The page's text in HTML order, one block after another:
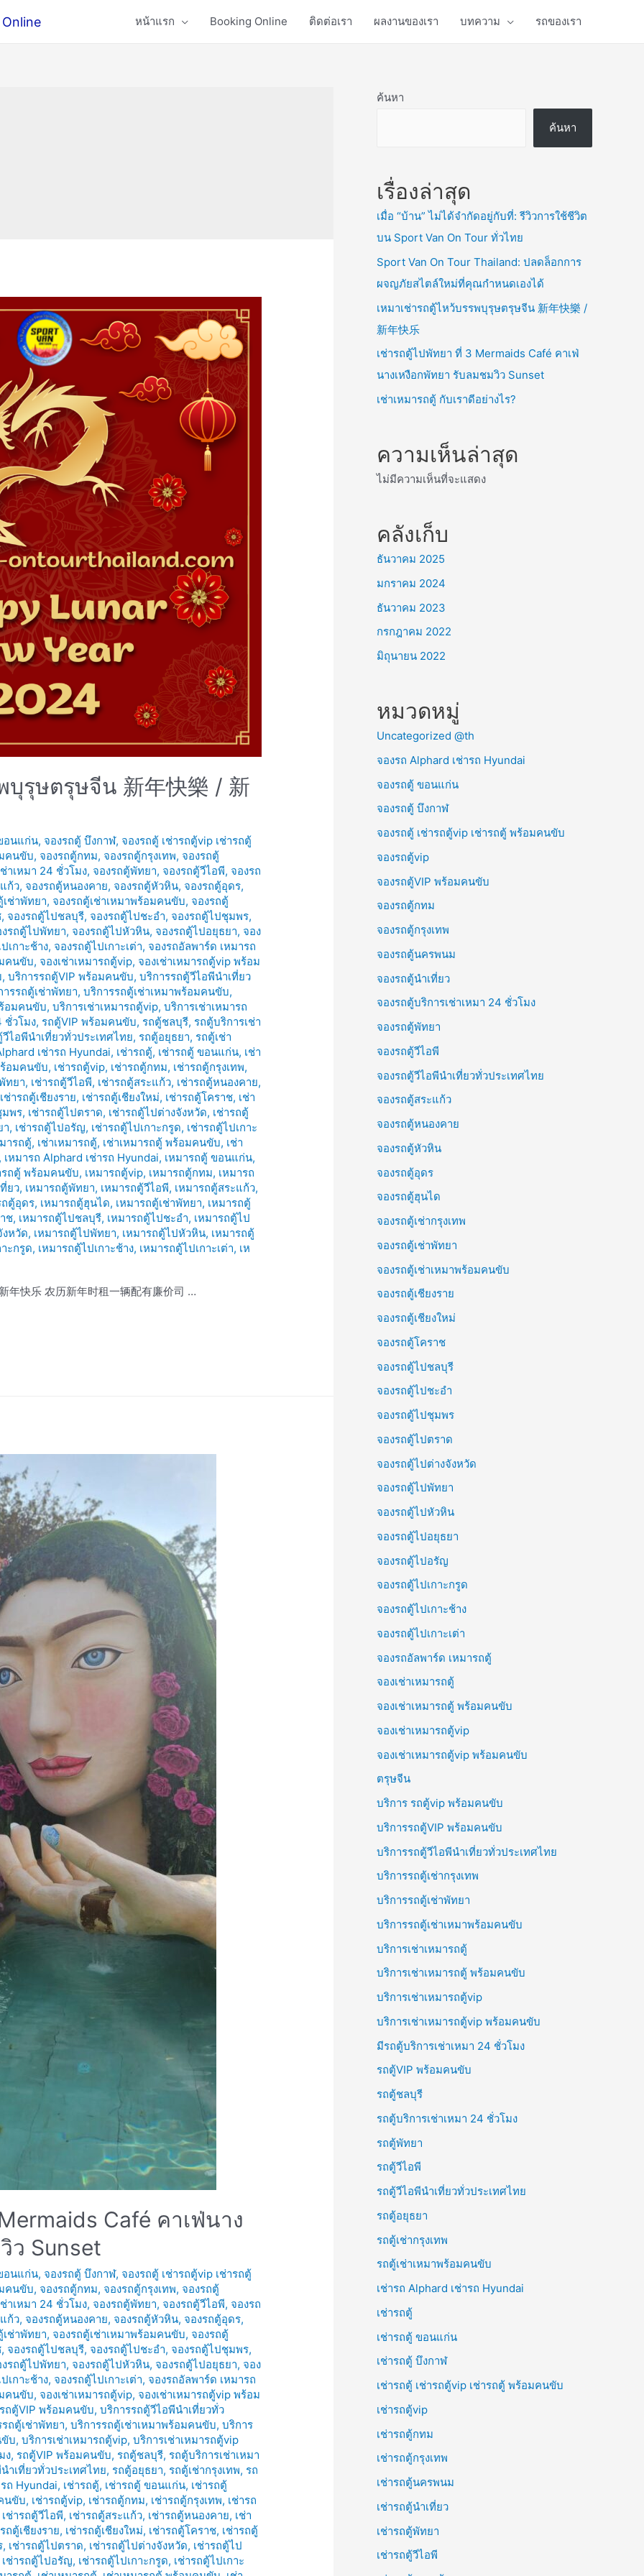
หน้าแรก Booking Online ติดต่อเรา ผลงานของเรา บทความ รถของเรา
บุรุษตรุษจีน 新年快樂 / 新
อนแก่น, จองรถตู้ บึงกาฬ, จองรถตู้ เช่ารถตู้vip เช่ารถตู้
คนขับ, จองรถตู้กทม, จองรถตู้กรุงเทพ, จองรถตู้
าเหมา 24 ชั่วโมง, จองรถตู้พัทยา, จองรถตู้วีไอพี, จองรถ
ก้ว, จองรถตู้หนองคาย, จองรถตู้หัวหิน, จองรถตู้อุดร,
เช่าพัทยา, จองรถตู้เช่าเหมาพร้อมคนขับ, จองรถตู้
, จองรถตู้ไปชลบุรี, จองรถตู้ไปชะอำ, จองรถตู้ไปชุมพร,
รถตู้ไปพัทยา, จองรถตู้ไปหัวหิน, จองรถตู้ไปอยุธยา, จอง
เกาะช้าง, จองรถตู้ไปเกาะเต่า, จองรถอัลพาร์ด เหมารถ
คนขับ, จองเช่าเหมารถตู้vip, จองเช่าเหมารถตู้vip พร้อม
,บริการรถตู้VIP พร้อมคนขับ,บริการรถตู้วีไอพีนำเที่ยว
ารรถตู้เช่าพัทยา,บริการรถตู้เช่าเหมาพร้อมคนขับ,
อมคนขับ,บริการเช่าเหมารถตู้vip,บริการเช่าเหมารถ
ชั่วโมง, รถตู้VIP พร้อมคนขับ, รถตู้ชลบุรี, รถตู้บริการเช่า
ไอพีนำเที่ยวทั่วประเทศไทย, รถตู้อยุธยา, รถตู้เช่า
เช่ารถ Hyundai, เช่ารถตู้, เช่ารถตู้ ขอนแก่น, เช่า
ร้อมคนขับ, เช่ารถตู้vip, เช่ารถตู้กทม, เช่ารถตู้กรุงเทพ,
ทยา, เช่ารถตู้วีไอพี, เช่ารถตู้สระแก้ว, เช่ารถตู้หนองคาย,
เช่ารถตู้เชียงราย, เช่ารถตู้เชียงใหม่, เช่ารถตู้โคราช, เช่า
มพร, เช่ารถตู้ไปตราด, เช่ารถตู้ไปต่างจังหวัด, เช่ารถตู้
า, เช่ารถตู้ไปอรัญ, เช่ารถตู้ไปเกาะกรูด, เช่ารถตู้ไปเกาะ
ารถตู้, เช่าเหมารถตู้, เช่าเหมารถตู้ พร้อมคนขับ, เช่า
เหมารถ Alphard เช่ารถ Hyundai, เหมารถตู้ ขอนแก่น,
รถตู้ พร้อมคนขับ, เหมารถตู้vip, เหมารถตู้กทม, เหมารถ
ยว, เหมารถตู้พัทยา, เหมารถตู้วีไอพี, เหมารถตู้สระแก้ว,
ถตู้อุดร, เหมารถตู้ฮุนได, เหมารถตู้เช่าพัทยา, เหมารถตู้
ช, เหมารถตู้ไปชลบุรี, เหมารถตู้ไปชะอำ, เหมารถตู้ไป
หวัด, เหมารถตู้ไปพัทยา, เหมารถตู้ไปหัวหิน, เหมารถตู้
ะกรูด, เหมารถตู้ไปเกาะช้าง, เหมารถตู้ไปเกาะเต่า, เห
快乐 农历新年时租一辆配有廉价司 …
Café คาเฟ่นาง
ว Sunset
อนแก่น, จองรถตู้ บึงกาฬ, จองรถตู้ เช่ารถตู้vip เช่ารถตู้
คนขับ, จองรถตู้กทม, จองรถตู้กรุงเทพ, จองรถตู้
าเหมา 24 ชั่วโมง, จองรถตู้พัทยา, จองรถตู้วีไอพี, จองรถ
ก้ว, จองรถตู้หนองคาย, จองรถตู้หัวหิน, จองรถตู้อุดร,
เช่าพัทยา, จองรถตู้เช่าเหมาพร้อมคนขับ, จองรถตู้
, จองรถตู้ไปชลบุรี, จองรถตู้ไปชะอำ, จองรถตู้ไปชุมพร,
รถตู้ไปพัทยา, จองรถตู้ไปหัวหิน, จองรถตู้ไปอยุธยา, จอง
เกาะช้าง, จองรถตู้ไปเกาะเต่า, จองรถอัลพาร์ด เหมารถ
คนขับ, จองเช่าเหมารถตู้vip, จองเช่าเหมารถตู้vip พร้อม
ถตู้VIP พร้อมคนขับ,บริการรถตู้วีไอพีนำเที่ยวทั่ว
ถตู้เช่าพัทยา,บริการรถตู้เช่าเหมาพร้อมคนขับ,บริการ
ขับ,บริการเช่าเหมารถตู้vip,บริการเช่าเหมารถตู้vip
ง, รถตู้VIP พร้อมคนขับ, รถตู้ชลบุรี, รถตู้บริการเช่าเหมา
ำเที่ยวทั่วประเทศไทย, รถตู้อยุธยา, รถตู้เช่ากรุงเทพ, รถ
ถ Hyundai, เช่ารถตู้, เช่ารถตู้ ขอนแก่น, เช่ารถตู้
นขับ, เช่ารถตู้vip, เช่ารถตู้กทม, เช่ารถตู้กรุงเทพ, เช่ารถ
เช่ารถตู้วีไอพี, เช่ารถตู้สระแก้ว, เช่ารถตู้หนองคาย, เช่า
ถตู้เชียงราย, เช่ารถตู้เชียงใหม่, เช่ารถตู้โคราช, เช่ารถตู้
, เช่ารถตู้ไปตราด, เช่ารถตู้ไปต่างจังหวัด, เช่ารถตู้ไป
เช่ารถตู้ไปอรัญ, เช่ารถตู้ไปเกาะกรูด, เช่ารถตู้ไปเกาะ
ค้นหา
ค้นหา
เรื่องล่าสุด
เมื่อ “บ้าน” ไม่ได้จำกัดอยู่กับที่: รีวิวการใช้ชีวิต
บน Sport Van On Tour ทั่วไทย
Sport Van On Tour Thailand: ปลดล็อกการ
ผจญภัยสไตล์ใหม่ที่คุณกำหนดเองได้
เหมาเช่ารถตู้ไหว้บรรพบุรุษตรุษจีน 新年快樂 /
新年快乐
เช่ารถตู้ไปพัทยา ที่ 3 Mermaids Café คาเฟ่
นางเหงือกพัทยา รับลมชมวิว Sunset
เช่าเหมารถตู้ กับเราดีอย่างไร?
ความเห็นล่าสุด
ไม่มีความเห็นที่จะแสดง
คลังเก็บ
ธันวาคม 2025
มกราคม 2024
ธันวาคม 2023
กรกฎาคม 2022
มิถุนายน 2022
หมวดหมู่
Uncategorized @th
จองรถ Alphard เช่ารถ Hyundai
จองรถตู้ ขอนแก่น
จองรถตู้ บึงกาฬ
จองรถตู้ เช่ารถตู้vip เช่ารถตู้ พร้อมคนขับ
จองรถตู้vip
จองรถตู้VIP พร้อมคนขับ
จองรถตู้กทม
จองรถตู้กรุงเทพ
จองรถตู้นครพนม
จองรถตู้นำเที่ยว
จองรถตู้บริการเช่าเหมา 24 ชั่วโมง
จองรถตู้พัทยา
จองรถตู้วีไอพี
จองรถตู้วีไอพีนำเที่ยวทั่วประเทศไทย
จองรถตู้สระแก้ว
จองรถตู้หนองคาย
จองรถตู้หัวหิน
จองรถตู้อุดร
จองรถตู้ฮุนได
จองรถตู้เช่ากรุงเทพ
จองรถตู้เช่าพัทยา
จองรถตู้เช่าเหมาพร้อมคนขับ
จองรถตู้เชียงราย
จองรถตู้เชียงใหม่
จองรถตู้โคราช
จองรถตู้ไปชลบุรี
จองรถตู้ไปชะอำ
จองรถตู้ไปชุมพร
จองรถตู้ไปตราด
จองรถตู้ไปต่างจังหวัด
จองรถตู้ไปพัทยา
จองรถตู้ไปหัวหิน
จองรถตู้ไปอยุธยา
จองรถตู้ไปอรัญ
จองรถตู้ไปเกาะกรูด
จองรถตู้ไปเกาะช้าง
จองรถตู้ไปเกาะเต่า
จองรถอัลพาร์ด เหมารถตู้
จองเช่าเหมารถตู้
จองเช่าเหมารถตู้ พร้อมคนขับ
จองเช่าเหมารถตู้vip
จองเช่าเหมารถตู้vip พร้อมคนขับ
ตรุษจีน
บริการ รถตู้vip พร้อมคนขับ
บริการรถตู้VIP พร้อมคนขับ
บริการรถตู้วีไอพีนำเที่ยวทั่วประเทศไทย
บริการรถตู้เช่ากรุงเทพ
บริการรถตู้เช่าพัทยา
บริการรถตู้เช่าเหมาพร้อมคนขับ
บริการเช่าเหมารถตู้
บริการเช่าเหมารถตู้ พร้อมคนขับ
บริการเช่าเหมารถตู้vip
บริการเช่าเหมารถตู้vip พร้อมคนขับ
มีรถตู้บริการเช่าเหมา 24 ชั่วโมง
รถตู้VIP พร้อมคนขับ
รถตู้ชลบุรี
รถตู้บริการเช่าเหมา 24 ชั่วโมง
รถตู้พัทยา
รถตู้วีไอพี
รถตู้วีไอพีนำเที่ยวทั่วประเทศไทย
รถตู้อยุธยา
รถตู้เช่ากรุงเทพ
รถตู้เช่าเหมาพร้อมคนขับ
เช่ารถ Alphard เช่ารถ Hyundai
เช่ารถตู้
เช่ารถตู้ ขอนแก่น
เช่ารถตู้ บึงกาฬ
เช่ารถตู้ เช่ารถตู้vip เช่ารถตู้ พร้อมคนขับ
เช่ารถตู้vip
เช่ารถตู้กทม
เช่ารถตู้กรุงเทพ
เช่ารถตู้นครพนม
เช่ารถตู้นำเที่ยว
เช่ารถตู้พัทยา
เช่ารถตู้วีไอพี